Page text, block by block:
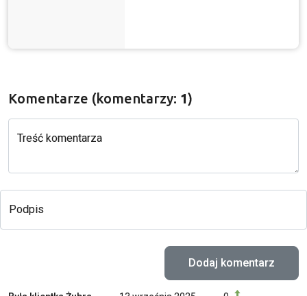
Komentarze (komentarzy: 1)
Treść komentarza
Podpis